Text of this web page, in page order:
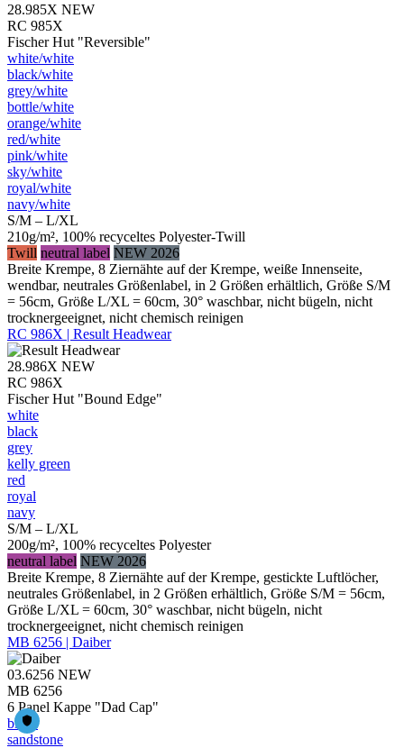
28.985X NEW
RC 985X
Fischer Hut "Reversible"
white/​white
black/​white
grey/​white
bottle/​white
orange/​white
red/​white
pink/​white
sky/​white
royal/​white
navy/​white
S/M – L/XL
210g/m², 100% recyceltes Polyester-Twill
Twill neutral label NEW 2026
Breite Krempe, 8 Ziernähte auf der Krempe, weiße Innenseite,
wendbar, neutrales Größenlabel, in 2 Größen erhältlich, Größe S/M
= 56cm, Größe L/XL = 60cm, 30° waschbar, nicht bügeln, nicht
trocknergeeignet, nicht chemisch reinigen
RC 986X | Result Headwear
28.986X NEW
RC 986X
Fischer Hut "Bound Edge"
white
black
grey
kelly green
red
royal
navy
S/M – L/XL
200g/m², 100% recyceltes Polyester
neutral label NEW 2026
Breite Krempe, 8 Ziernähte auf der Krempe, gestickte Luftlöcher,
neutrales Größenlabel, in 2 Größen erhältlich, Größe S/M = 56cm,
Größe L/XL = 60cm, 30° waschbar, nicht bügeln, nicht
trocknergeeignet, nicht chemisch reinigen
MB 6256 | Daiber
03.6256 NEW
MB 6256
6 Panel Kappe "Dad Cap"
black
sandstone